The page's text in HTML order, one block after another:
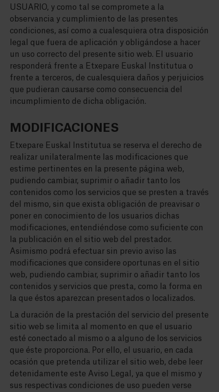
USUARIO, y como tal se compromete a la
observancia y cumplimiento de las presentes
condiciones, así como a cualesquiera otra disposición
legal que fuera de aplicación y obligándose a hacer
un uso correcto del presente sitio web. El usuario
responderá frente a Etxepare Euskal Institutua o
frente a terceros, de cualesquiera daños y perjuicios
que pudieran causarse como consecuencia del
incumplimiento de dicha obligación.
MODIFICACIONES
Etxepare Euskal Institutua se reserva el derecho de
realizar unilateralmente las modificaciones que
estime pertinentes en la presente página web,
pudiendo cambiar, suprimir o añadir tanto los
contenidos como los servicios que se presten a través
del mismo, sin que exista obligación de preavisar o
poner en conocimiento de los usuarios dichas
modificaciones, entendiéndose como suficiente con
la publicación en el sitio web del prestador.
Asimismo podrá efectuar sin previo aviso las
modificaciones que considere oportunas en el sitio
web, pudiendo cambiar, suprimir o añadir tanto los
contenidos y servicios que presta, como la forma en
la que éstos aparezcan presentados o localizados.
La duración de la prestación del servicio del presente
sitio web se limita al momento en que el usuario
esté conectado al mismo o a alguno de los servicios
que éste proporciona. Por ello, el usuario, en cada
ocasión que pretenda utilizar el sitio web, debe leer
detenidamente este Aviso Legal, ya que el mismo y
sus respectivas condiciones de uso pueden verse